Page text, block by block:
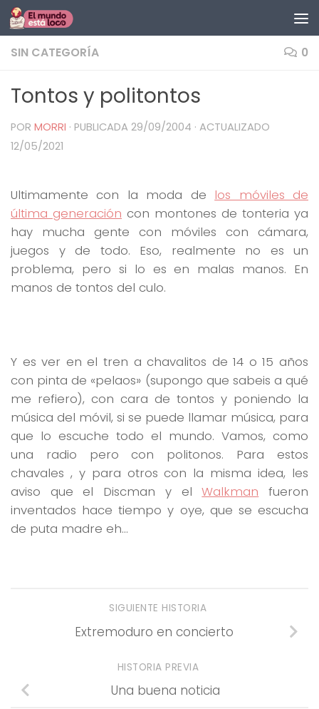
Saltar al contenido
SIN CATEGORÍA 0
Tontos y politontos
POR MORRI · PUBLICADA 29/09/2004 · ACTUALIZADO
12/05/2021
Ultimamente con la moda de los móviles de
última generación con montones de tonteria ya
hay mucha gente con móviles con cámara,
juegos y de todo. Eso, realmente no es un
problema, pero si lo es en malas manos. En
manos de tontos del culo.
Y es ver en el tren a chavalitos de 14 o 15 años
con pinta de «pelaos» (supongo que sabeis a qué
me refiero), con cara de tontos y poniendo la
música del móvil, si se puede llamar música, para
que lo escuche todo el mundo. Vamos, como
una radio pero con politonos. Para estos
chavales , y para otros con la misma idea, les
aviso que el Discman y elWalkman fueron
inventados hace tiempo y oye, que se escucha
de puta madre eh…
SIGUIENTE HISTORIA
Extremoduro en concierto
HISTORIA PREVIA
Una buena noticia